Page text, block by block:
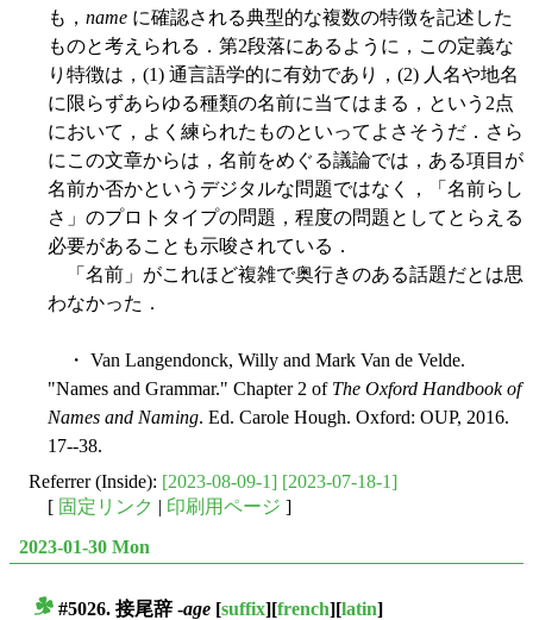
も， name に確認される典型的な複数の特徴を記述した
ものと考えられる．第2段落にあるように，この定義な
り特徴は，(1) 通言語学的に有効であり，(2) 人名や地名
に限らずあらゆる種類の名前に当てはまる，という2点
において，よく練られたものといってよさそうだ．さら
にこの文章からは，名前をめぐる議論では，ある項目が
名前か否かというデジタルな問題ではなく，「名前らし
さ」のプロトタイプの問題，程度の問題としてとらえる
必要があることも示唆されている．
「名前」がこれほど複雑で奥行きのある話題だとは思
わなかった．
・ Van Langendonck, Willy and Mark Van de Velde.
"Names and Grammar." Chapter 2 of The Oxford Handbook of
Names and Naming. Ed. Carole Hough. Oxford: OUP, 2016.
17--38.
Referrer (Inside): [2023-08-09-1] [2023-07-18-1]
[ 固定リンク | 印刷用ページ ]
2023-01-30 Mon
#5026. 接尾辞 -age [suffix][french][latin]